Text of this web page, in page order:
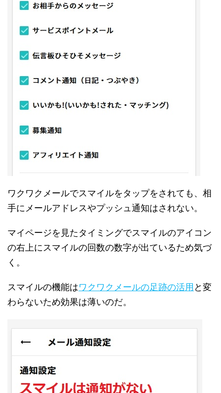
ワクワクメールでスマイルをタップをされても、相
手にメールアドレスやプッシュ通知はされない。
マイページを見たタイミングでスマイルのアイコン
の右上にスマイルの回数の数字が出ているため気づ
く。
スマイルの機能はワクワクメールの足跡の活用 と変
わらないため効果は薄いのだ。